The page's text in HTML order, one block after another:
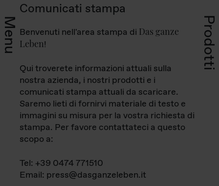
Menu Prodotti
Comunicati stampa
Benvenuti nell'area stampa di Das ganze
Leben!
Qui troverete informazioni attuali sulla
nostra azienda, i nostri prodotti e i
comunicati stampa attuali da scaricare.
Saremo lieti di fornirvi materiale di testo e
immagini su misura per la vostra richiesta di
stampa. Per favore contattateci a questo
scopo a:
Tel: +39 0474 771510
Email: press@dasganzeleben.it